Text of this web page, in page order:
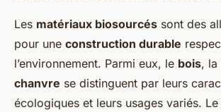
Les matériaux biosourcés sont des
pour une construction durable
l’environnement. Parmi eux, le bois, la
chanvre se distinguent par leurs
écologiques et leurs usages variés.